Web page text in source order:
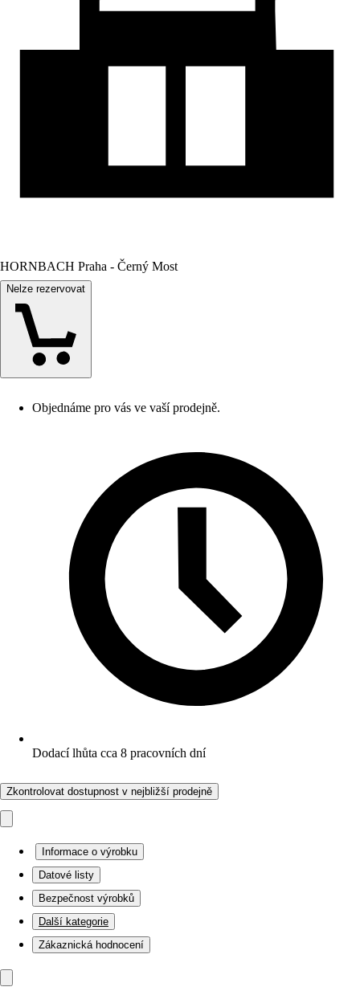
HORNBACH Praha - Černý Most
Nelze rezervovat
Objednáme pro vás ve vaší prodejně.
Dodací lhůta cca 8 pracovních dní
Zkontrolovat dostupnost v nejbližší prodejně
Informace o výrobku
Datové listy
Bezpečnost výrobků
Další kategorie
Zákaznická hodnocení